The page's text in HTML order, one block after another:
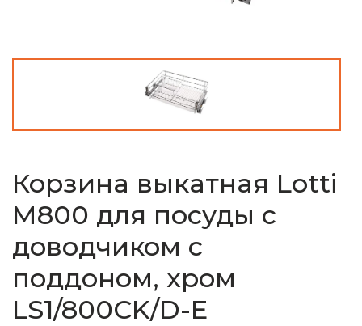
Корзина выкатная Lotti
М800 для посуды с
доводчиком с
поддоном, хром
LS1/800СK/D-E